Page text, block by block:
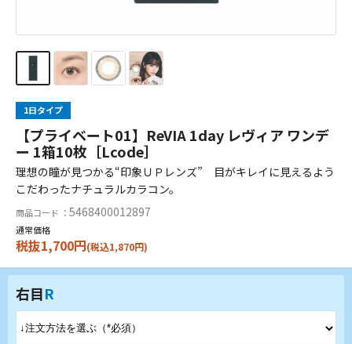
1日タイプ
【プライベート01】ReVIA 1day レヴィア ワンデ
ー 1箱10枚［Lcode］
理想の瞳が見つかる“印象ＵＰレンズ” 目がキレイに見えるよう
こだわったナチュラルカラコン。
商品コード ： 5468400012897
通常価格
税抜1,700円(税込1,870円)
右目R